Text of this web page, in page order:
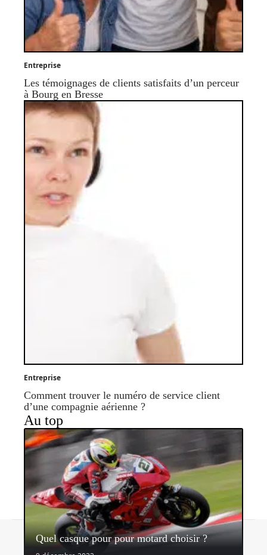
Entreprise
Les témoignages de clients satisfaits d’un perceur
à Bourg en Bresse
Entreprise
Comment trouver le numéro de service client
d’une compagnie aérienne ?
Au top
Quel casque pour pour motard choisir ?
Contact Mentions légales Sitemap